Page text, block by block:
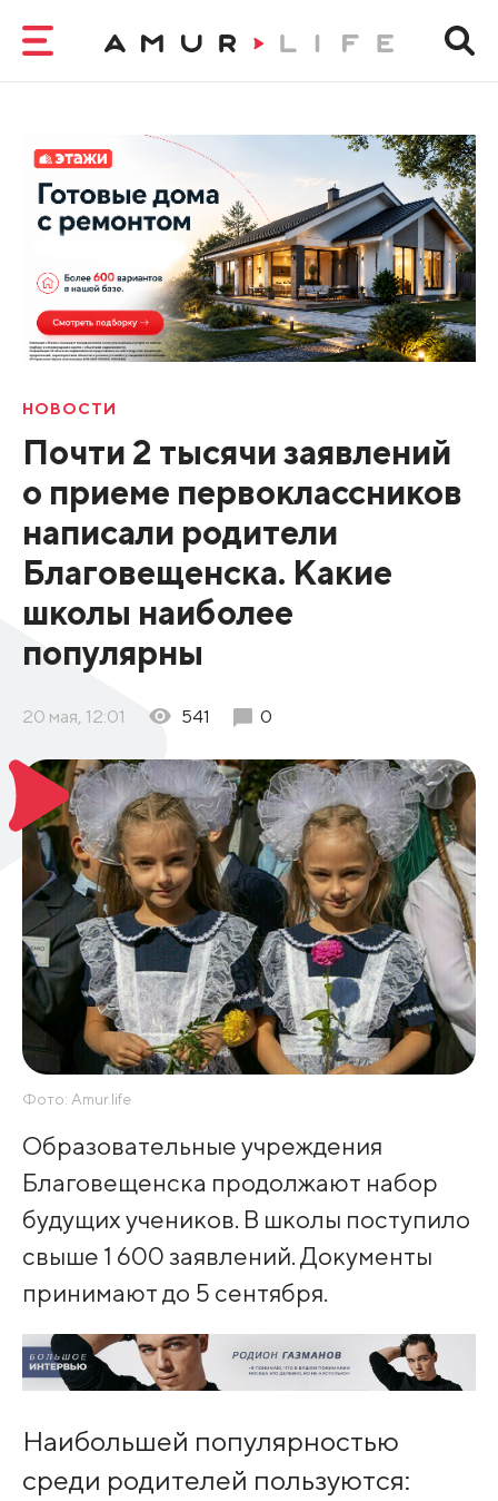
НОВОСТИ
Почти 2 тысячи заявлений
о приеме первоклассников
написали родители
Благовещенска. Какие
школы наиболее
популярны
20 мая, 12:01 541 0
Фото: Amur.life
Образовательные учреждения
Благовещенска продолжают набор
будущих учеников. В школы поступило
свыше 1 600 заявлений. Документы
принимают до 5 сентября.
Наибольшей популярностью
среди родителей пользуются: